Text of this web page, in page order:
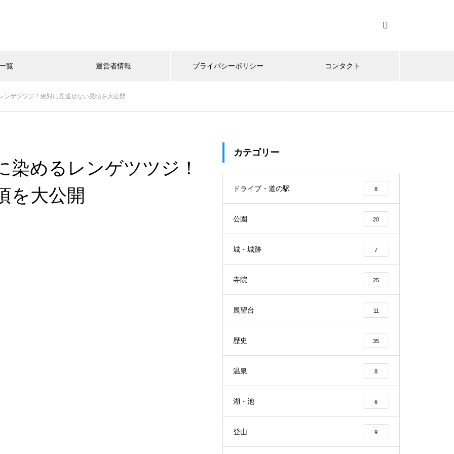
覧 運営者情報 プライバシーポリシー コンタクト
ンゲツツジ！絶対に見逃せない見頃を大公開
染めるレンゲツツジ！
を大公開
カテゴリー
ドライブ・道の駅 8
公園 20
城・城跡 7
寺院 25
展望台 11
歴史 35
温泉 8
湖・池 6
登山 9